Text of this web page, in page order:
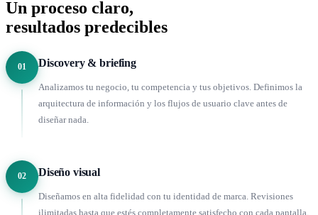
Un proceso claro,
resultados predecibles
01 Discovery & briefing
Analizamos tu negocio, tu competencia y tus objetivos. Definimos la
arquitectura de información y los flujos de usuario clave antes de
diseñar nada.
02 Diseño visual
Diseñamos en alta fidelidad con tu identidad de marca. Revisiones
ilimitadas hasta que estés completamente satisfecho con cada pantalla.